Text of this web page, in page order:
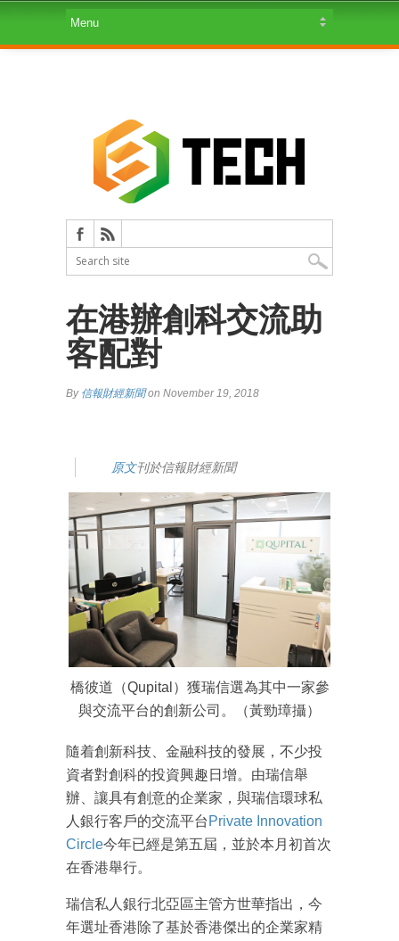
在港辦創科交流助
客配對
By 信報財經新聞on November 19, 2018
原文刊於信報財經新聞
橋彼道（Qupital）獲瑞信選為其中一家參
與交流平台的創新公司。（黃勁璋攝）
隨着創新科技、金融科技的發展，不少投
資者對創科的投資興趣日增。由瑞信舉
辦、讓具有創意的企業家，與瑞信環球私
人銀行客戶的交流平台 Private Innovation
Circle今年已經是第五屆，並於本月初首次
在香港舉行。
瑞信私人銀行北亞區主管方世華指出，今
年選址香港除了基於香港傑出的企業家精